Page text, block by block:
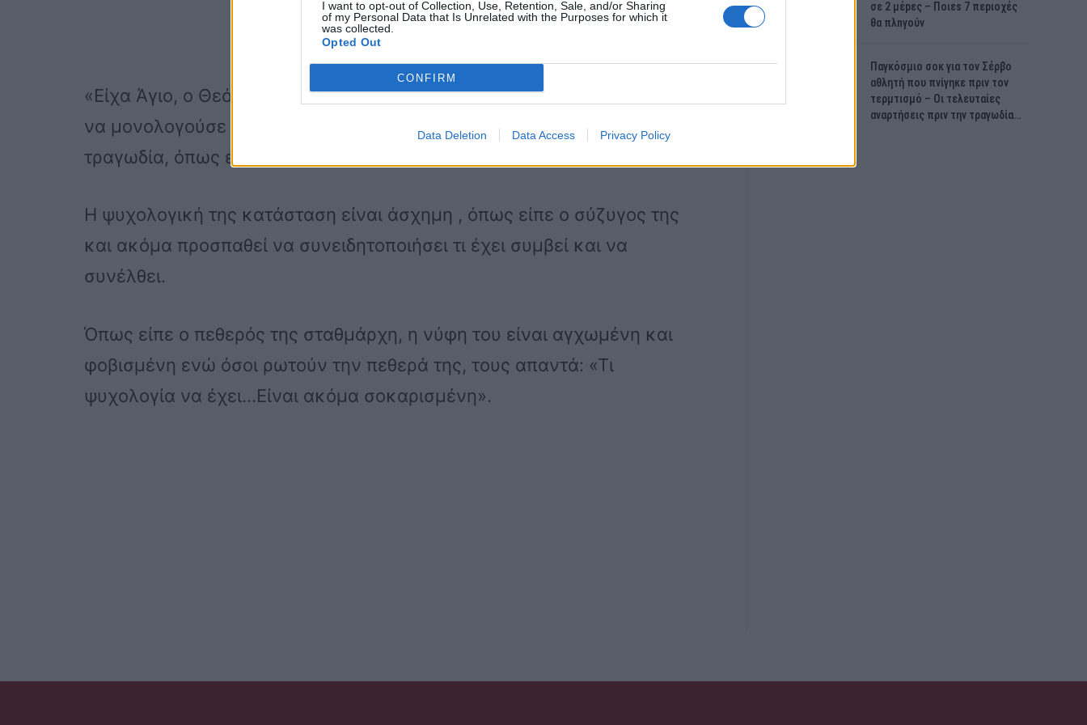
I want to opt-out of Collection, Use, Retention, Sale, and/or Sharing
of my Personal Data that Is Unrelated with the Purposes for which it
was collected.
Opted Out
CONFIRM
Data Deletion Data Access Privacy Policy
«Είχα Άγιο, ο Θεός με φώτισε και δεν έστειλα τον προαστιακό» φέρεται
να μονολογούσε η σταθμάρχης Νέων Πόρων λίγες μέρες μετά την
τραγωδία, όπως είπαν στο STAR άνθρωποι από το περιβάλλον της.
Η ψυχολογική της κατάσταση είναι άσχημη , όπως είπε ο σύζυγος της
και ακόμα προσπαθεί να συνειδητοποιήσει τι έχει συμβεί και να
συνέλθει.
Όπως είπε ο πεθερός της σταθμάρχη, η νύφη του είναι αγχωμένη και
φοβισμένη ενώ όσοι ρωτούν την πεθερά της, τους απαντά: «Τι
ψυχολογία να έχει…Είναι ακόμα σοκαρισμένη».
σε 2 μέpες – Ποιεs 7 πεpιοχές
θα πλnγούν
Παγκόσμιο σοκ για τον Σέρβο
αθλητή που πνίγηκε πριν τον
τερμτισμό – Οι τελευταίες
αναρτήσεις πριν την τραγωδία…